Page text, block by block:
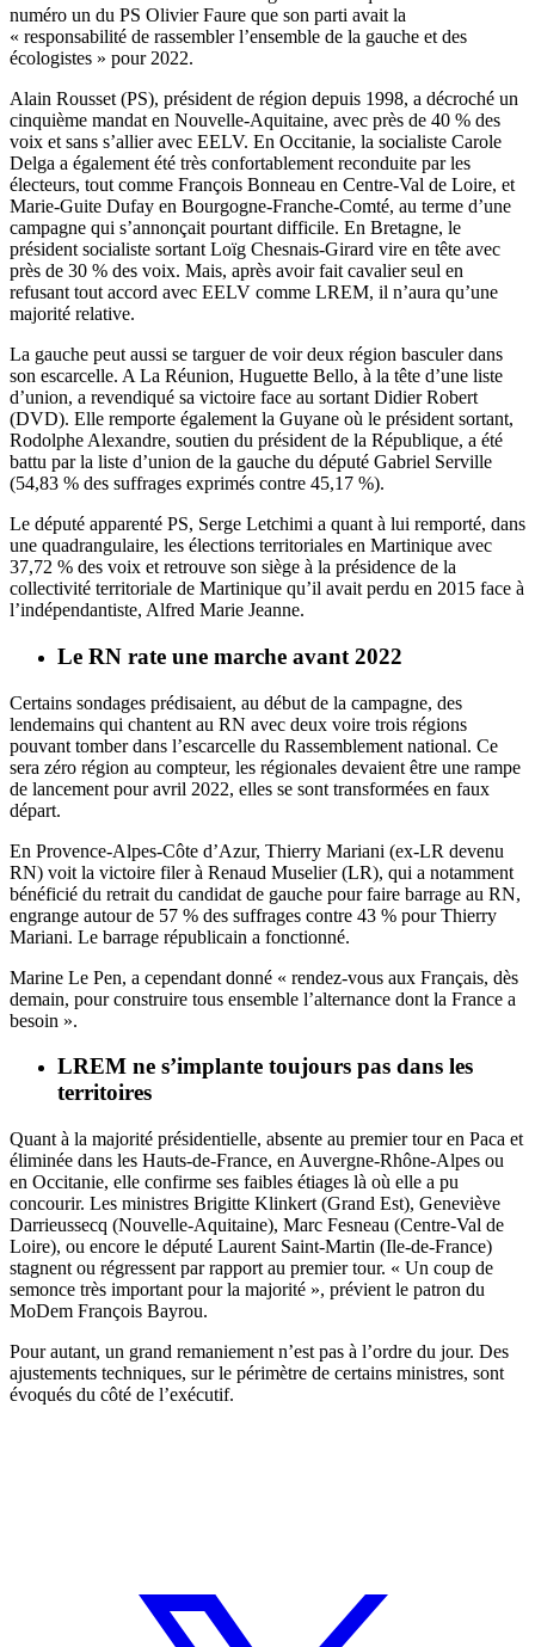
numéro un du PS Olivier Faure que son parti avait la
« responsabilité de rassembler l’ensemble de la gauche et des
écologistes » pour 2022.
Alain Rousset (PS), président de région depuis 1998, a décroché un
cinquième mandat en Nouvelle-Aquitaine, avec près de 40 % des
voix et sans s’allier avec EELV. En Occitanie, la socialiste Carole
Delga a également été très confortablement reconduite par les
électeurs, tout comme François Bonneau en Centre-Val de Loire, et
Marie-Guite Dufay en Bourgogne-Franche-Comté, au terme d’une
campagne qui s’annonçait pourtant difficile. En Bretagne, le
président socialiste sortant Loïg Chesnais-Girard vire en tête avec
près de 30 % des voix. Mais, après avoir fait cavalier seul en
refusant tout accord avec EELV comme LREM, il n’aura qu’une
majorité relative.
La gauche peut aussi se targuer de voir deux région basculer dans
son escarcelle. A La Réunion, Huguette Bello, à la tête d’une liste
d’union, a revendiqué sa victoire face au sortant Didier Robert
(DVD). Elle remporte également la Guyane où le président sortant,
Rodolphe Alexandre, soutien du président de la République, a été
battu par la liste d’union de la gauche du député Gabriel Serville
(54,83 % des suffrages exprimés contre 45,17 %).
Le député apparenté PS, Serge Letchimi a quant à lui remporté, dans
une quadrangulaire, les élections territoriales en Martinique avec
37,72 % des voix et retrouve son siège à la présidence de la
collectivité territoriale de Martinique qu’il avait perdu en 2015 face à
l’indépendantiste, Alfred Marie Jeanne.
Le RN rate une marche avant 2022
Certains sondages prédisaient, au début de la campagne, des
lendemains qui chantent au RN avec deux voire trois régions
pouvant tomber dans l’escarcelle du Rassemblement national. Ce
sera zéro région au compteur, les régionales devaient être une rampe
de lancement pour avril 2022, elles se sont transformées en faux
départ.
En Provence-Alpes-Côte d’Azur, Thierry Mariani (ex-LR devenu
RN) voit la victoire filer à Renaud Muselier(LR), qui a notamment
bénéficié du retrait du candidat de gauche pour faire barrage au RN,
engrange autour de 57 % des suffrages contre 43 % pour Thierry
Mariani. Le barrage républicain a fonctionné.
Marine Le Pen, a cependant donné « rendez-vous aux Français, dès
demain, pour construire tous ensemble l’alternance dont la France a
besoin ».
LREM ne s’implante toujours pas dans les
territoires
Quant à la majorité présidentielle, absente au premier tour en Paca et
éliminée dans les Hauts-de-France, en Auvergne-Rhône-Alpes ou
en Occitanie, elle confirme ses faibles étiages là où elle a pu
concourir. Les ministres Brigitte Klinkert (Grand Est), Geneviève
Darrieussecq (Nouvelle-Aquitaine), Marc Fesneau (Centre-Val de
Loire), ou encore le député Laurent Saint-Martin (Ile-de-France)
stagnent ou régressent par rapport au premier tour. « Un coup de
semonce très important pour la majorité », prévient le patron du
MoDem François Bayrou.
Pour autant, un grand remaniement n’est pas à l’ordre du jour. Des
ajustements techniques, sur le périmètre de certains ministres, sont
évoqués du côté de l’exécutif.